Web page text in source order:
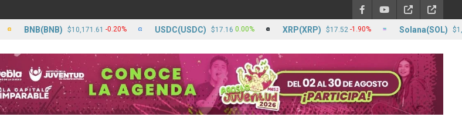
BNB(BNB) $10,171.61 -0.20% USDC(USDC) $17.16 0.00% XRP(XRP) $17.52 -1.90% Solana(SOL) $1,265.23